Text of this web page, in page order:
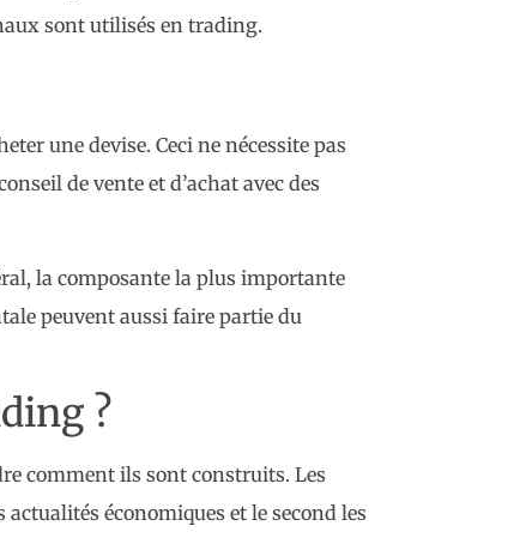
sont utilisés en trading.
une devise. Ceci ne nécessite pas
de vente et d’achat avec des
la composante la plus importante
peuvent aussi faire partie du
?
comment ils sont construits. Les
économiques et le second les